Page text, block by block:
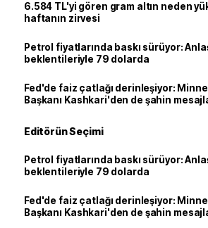
6.584 TL'yi gören gram altın neden
haftanın zirvesi
Petrol fiyatlarında baskı sürüyor:
beklentileriyle 79 dolarda
Fed'de faiz çatlağı derinleşiyor:
Başkanı Kashkari'den de şahin
Editörün Seçimi
Petrol fiyatlarında baskı sürüyor:
beklentileriyle 79 dolarda
Fed'de faiz çatlağı derinleşiyor:
Başkanı Kashkari'den de şahin